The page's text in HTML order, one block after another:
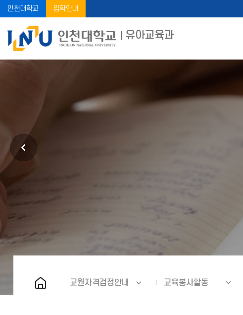
인천대학교 입학안내
유아교육과
교원자격검정안내 교육봉사활동